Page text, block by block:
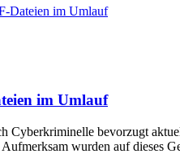
Dateien im Umlauf
im Umlauf
Cyberkriminelle bevorzugt
wurden auf dieses